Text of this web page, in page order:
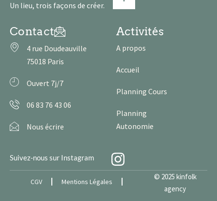
Un lieu, trois façons de créer.
Contact
4 rue Doudeauville
75018 Paris
Ouvert 7j/7
06 83 76 43 06
Nous écrire
Activités
A propos
Accueil
Planning Cours
Planning
Autonomie
Suivez-nous sur Instagram
CGV Mentions Légales
© 2025 kinfolk
agency